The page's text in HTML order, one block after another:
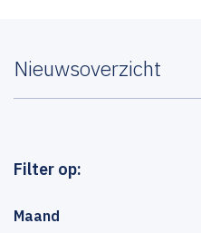
Nieuwsoverzicht
Filter op:
Maand